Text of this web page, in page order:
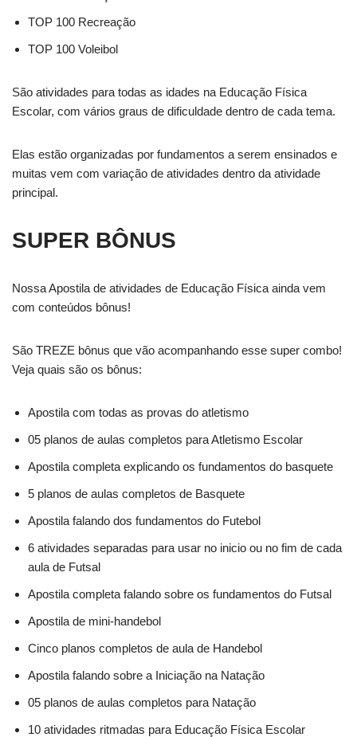
TOP 100 Recreação
TOP 100 Voleibol
São atividades para todas as idades na Educação Física
Escolar, com vários graus de dificuldade dentro de cada tema.
Elas estão organizadas por fundamentos a serem ensinados e
muitas vem com variação de atividades dentro da atividade
principal.
SUPER BÔNUS
Nossa Apostila de atividades de Educação Física ainda vem
com conteúdos bônus!
São TREZE bônus que vão acompanhando esse super combo!
Veja quais são os bônus:
Apostila com todas as provas do atletismo
05 planos de aulas completos para Atletismo Escolar
Apostila completa explicando os fundamentos do basquete
5 planos de aulas completos de Basquete
Apostila falando dos fundamentos do Futebol
6 atividades separadas para usar no inicio ou no fim de cada
aula de Futsal
Apostila completa falando sobre os fundamentos do Futsal
Apostila de mini-handebol
Cinco planos completos de aula de Handebol
Apostila falando sobre a Iniciação na Natação
05 planos de aulas completos para Natação
10 atividades ritmadas para Educação Física Escolar